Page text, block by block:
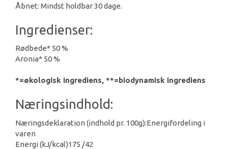
Åbnet: Mindst holdbar 30 dage.
Ingredienser:
Rødbede* 50 %
Aronia* 50 %
*=økologisk ingrediens, **=biodynamisk ingrediens
Næringsindhold:
Næringsdeklaration (indhold pr. 100g):Energifordeling i
varen
Energi (kJ/kcal)175 /42